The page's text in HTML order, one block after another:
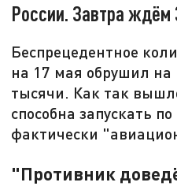
России. Завтра ждём
Беспрецедентное
на 17 мая обрушил на
тысячи. Как так
способна запускать
фактически
"Противник